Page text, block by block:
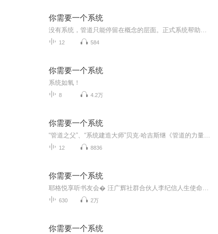
你需要一个系统
12 584
你需要一个系统
系统如氧！
8 4.2万
你需要一个系统
12 8836
你需要一个系统
630 2万
你需要一个系统